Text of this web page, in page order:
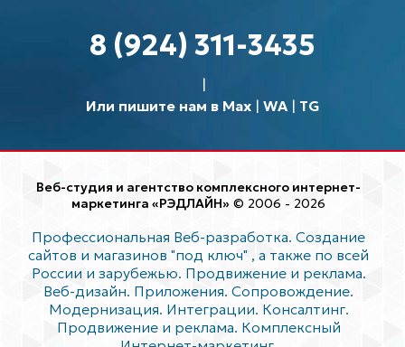
8 (924) 311-3435
Или пишите нам в Max| WA| TG
Веб-студия и агентство комплексного интернет-
маркетинга «РЭДЛАЙН» © 2006 - 2026
Профессиональная Веб-разработка. Создание
сайтов и магазинов "под ключ" , а также по всей
России и зарубежью. Продвижение и реклама.
Веб-дизайн. Приложения. Сопровождение.
Модернизация. Интеграции. Консалтинг.
Продвижение и реклама. Комплексный